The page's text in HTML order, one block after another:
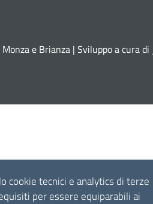
cookie tecnici e analytics di terze
per essere equiparabili ai
e Brianza | Sviluppo a cura di